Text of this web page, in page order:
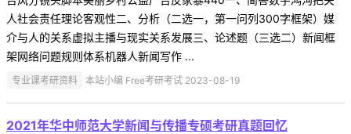
人社会责任理论客观性二、分析（二选一，第一问列300字框架）媒
介与人的关系虚拟主播与现实关系发展三、论述题（三选二）新闻框
架网络问题规则体系机器人新闻写作 ...
专业课考研资料 本站小编 Free考研考试 2023-08-19
2021年华中师范大学新闻与传播专硕考研真题回忆